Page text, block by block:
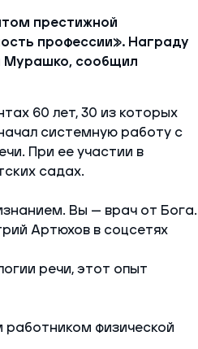
престижной
профессии». Награду
Мурашко, сообщил
60 лет, 30 из которых
системную работу с
При ее участии в
садах.
Вы — врач от Бога.
Артюхов в соцсетях
речи, этот опыт
работником физической